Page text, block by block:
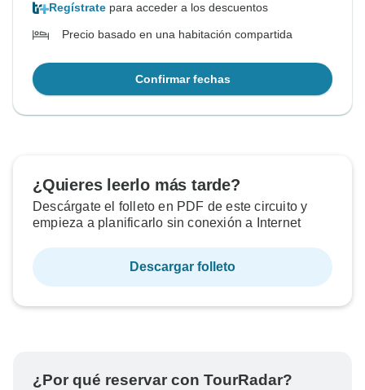
Regístrate para acceder a los descuentos
Precio basado en una habitación compartida
Confirmar fechas
¿Quieres leerlo más tarde?
Descárgate el folleto en PDF de este circuito y
empieza a planificarlo sin conexión a Internet
Descargar folleto
¿Por qué reservar con TourRadar?